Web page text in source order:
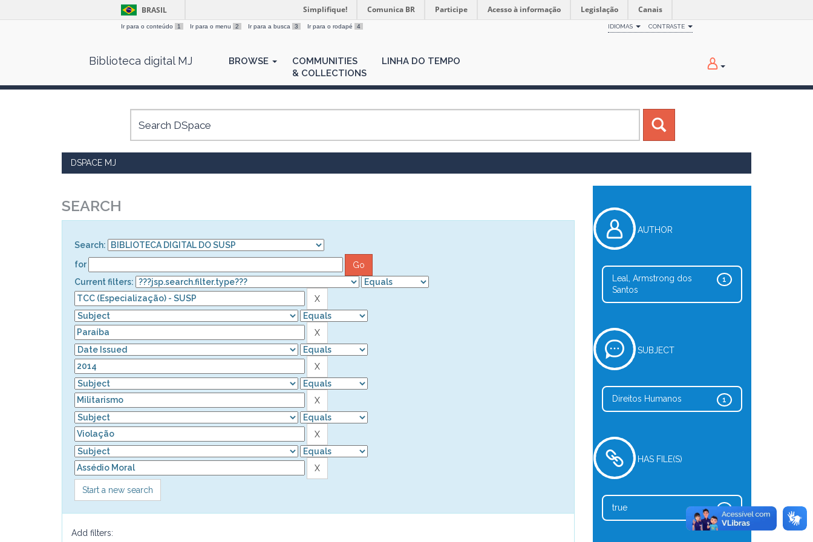
BRASIL Simplifique! Comunica BR Participe Acesso à informação Legislação Canais
Ir para o conteúdo 1 Ir para o menu 2 Ir para a busca 3 Ir para o rodapé 4 IDIOMAS CONTRASTE
Biblioteca digital MJ BROWSE
COMMUNITIES
& COLLECTIONS
LINHA DO TEMPO
DSPACE MJ
SEARCH
Search:
for
Current filters:
Start a new search
Add filters:
AUTHOR
1
Leal, Armstrong dos
Santos
SUBJECT
1
Direitos Humanos
HAS FILE(S)
1
true